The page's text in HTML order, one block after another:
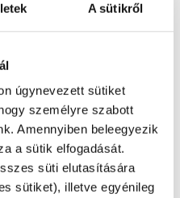
A sütikről
úgynevezett sütiket
személyre szabott
Amennyiben beleegyezik
a sütik elfogadását.
süti elutasítására
sütiket), illetve egyénileg